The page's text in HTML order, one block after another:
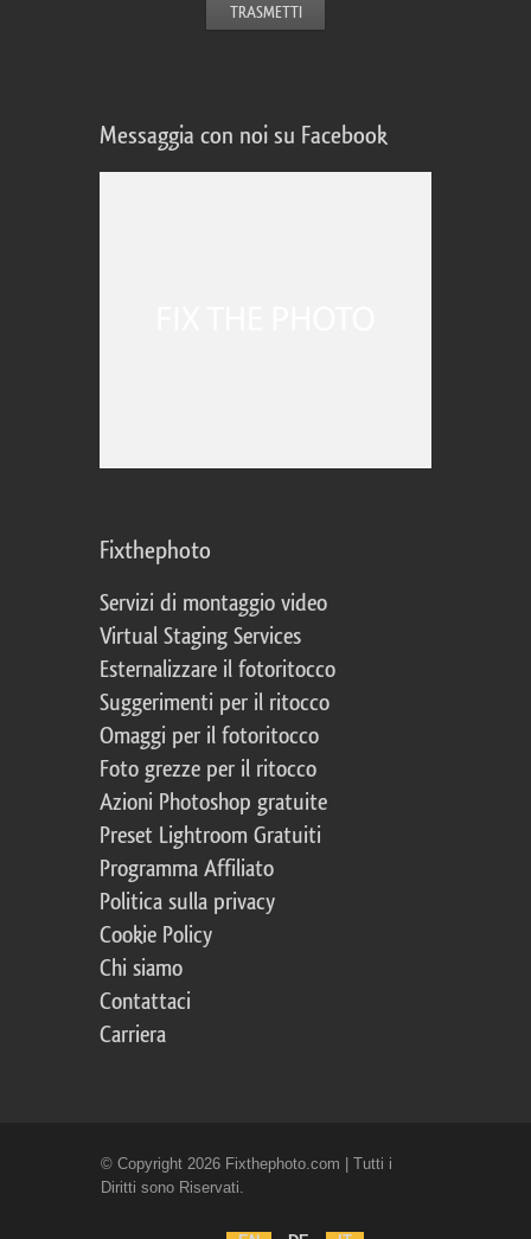
Messaggia con noi su Facebook
Fixthephoto
Servizi di montaggio video
Virtual Staging Services
Esternalizzare il fotoritocco
Suggerimenti per il ritocco
Omaggi per il fotoritocco
Foto grezze per il ritocco
Azioni Photoshop gratuite
Preset Lightroom Gratuiti
Programma Affiliato
Politica sulla privacy
Cookie Policy
Chi siamo
Contattaci
Carriera
© Copyright 2026 Fixthephoto.com | Tutti i
Diritti sono Riservati.